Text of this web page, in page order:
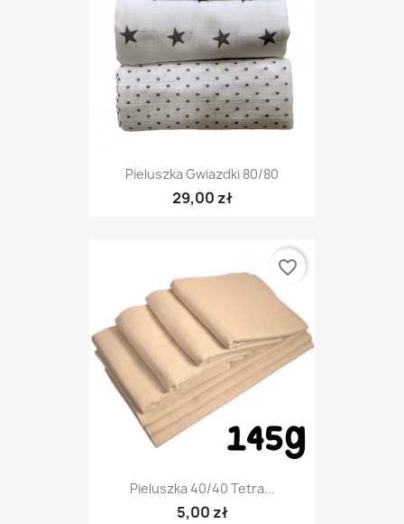
Pieluszka Gwiazdki 80/80
29,00 zł
Pieluszka 40/40 Tetra...
5,00 zł
favorite_border